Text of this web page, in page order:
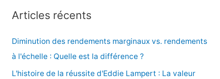
e
r
c
Articles récents
Diminution des rendements marginaux vs. rendements
à l'échelle : Quelle est la différence ?
L'histoire de la réussite d'Eddie Lampert : La valeur